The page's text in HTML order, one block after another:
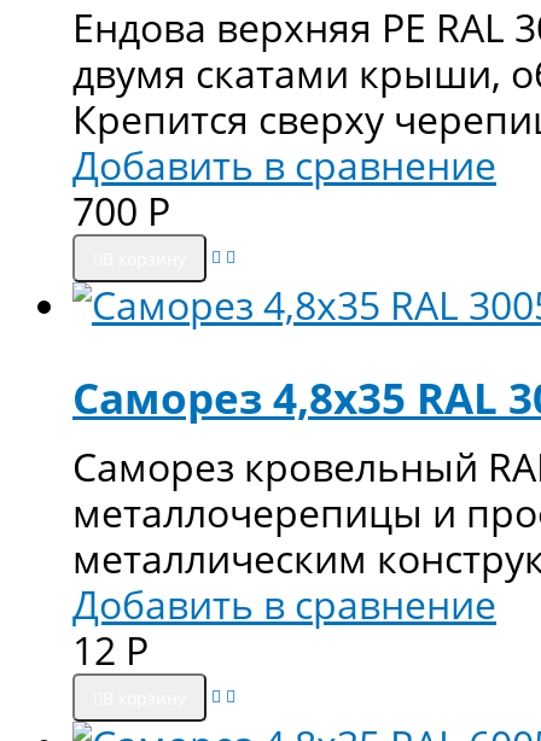
Ендова верхняя PE RAL
двумя скатами крыши,
Крепится сверху
Добавить в сравнение
700 Р
Саморез 4,8х35 RAL
Саморез кровельный
металлочерепицы и
металлическим
Добавить в сравнение
12 Р